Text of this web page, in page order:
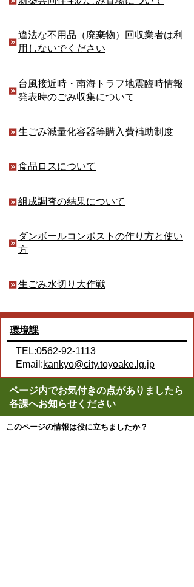
違法な不用品（廃棄物）回収業者は利
用しないでください
台風接近時・南海トラフ地震臨時情報
発表時のごみ収集について
生ごみ減量化容器等購入費補助制度
食品ロスについて
組成調査の結果について
ダンボールコンポストの作り方と使い
方
生ごみ水切り大作戦
環境課
TEL:0562-92-1113
Email:kankyo@city.toyoake.lg.jp
ページ内でお気付きの点がありましたら
各課へお知らせください
このページの情報は役に立ちましたか？